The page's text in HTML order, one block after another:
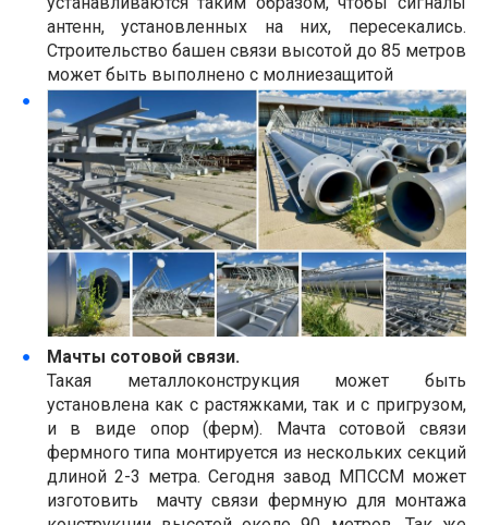
антенн, установленных на них, пересекались.
Строительство башен связи высотой до 85 метров
может быть выполнено с молниезащитой
Мачты сотовой связи.
Такая металлоконструкция может быть
установлена как с растяжками, так и с пригрузом,
и в виде опор (ферм). Мачта сотовой связи
фермного типа монтируется из нескольких секций
длиной 2-3 метра. Сегодня завод МПССМ может
изготовить мачту связи фермную для монтажа